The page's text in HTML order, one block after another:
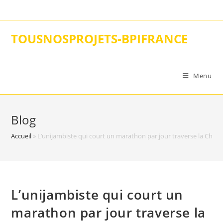
to
TOUSNOSPROJETS-BPIFRANCE
Menu
Blog
Accueil » L’unijambiste qui court un marathon par jour traverse la
L’unijambiste qui court un
marathon par jour traverse la